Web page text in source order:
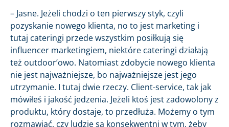
– Jasne. Jeżeli chodzi o ten pierwszy styk, czyli
pozyskanie nowego klienta, no to jest marketing i
tutaj cateringi przede wszystkim posiłkują się
influencer marketingiem, niektóre cateringi działają
też outdoor’owo. Natomiast zdobycie nowego klienta
nie jest najważniejsze, bo najważniejsze jest jego
utrzymanie. I tutaj dwie rzeczy. Client-service, tak jak
mówiłeś i jakość jedzenia. Jeżeli ktoś jest zadowolony z
produktu, który dostaje, to przedłuża. Możemy o tym
rozmawiać, czy ludzie są konsekwentni w tym, żeby